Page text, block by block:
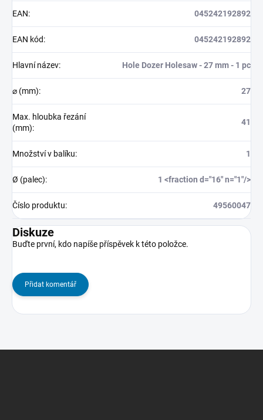
EAN: 045242192892
EAN kód: 045242192892
Hlavní název: Hole Dozer Holesaw - 27 mm - 1 pc
⌀ (mm): 27
Max. hloubka řezání
(mm):
41
Množství v balíku: 1
Ø (palec): 1 <fraction d="16" n="1"/>
Číslo produktu: 49560047
Diskuze
Buďte první, kdo napíše příspěvek k této položce.
Přidat komentář